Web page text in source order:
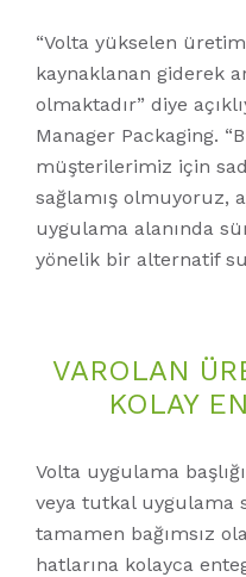
“Volta yükselen
kaynaklanan giderek
olmaktadır” diye
Manager Packaging.
müşterilerimiz için
sağlamış olmuyoruz,
uygulama alanında
yönelik bir alternatif
VAROLAN
KOLAY
Volta uygulama
veya tutkal uygulama
tamamen bağımsız
hatlarına kolayca